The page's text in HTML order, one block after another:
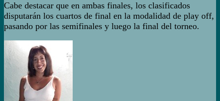
Cabe destacar que en ambas finales, los clasificados
disputarán los cuartos de final en la modalidad de play off,
pasando por las semifinales y luego la final del torneo.